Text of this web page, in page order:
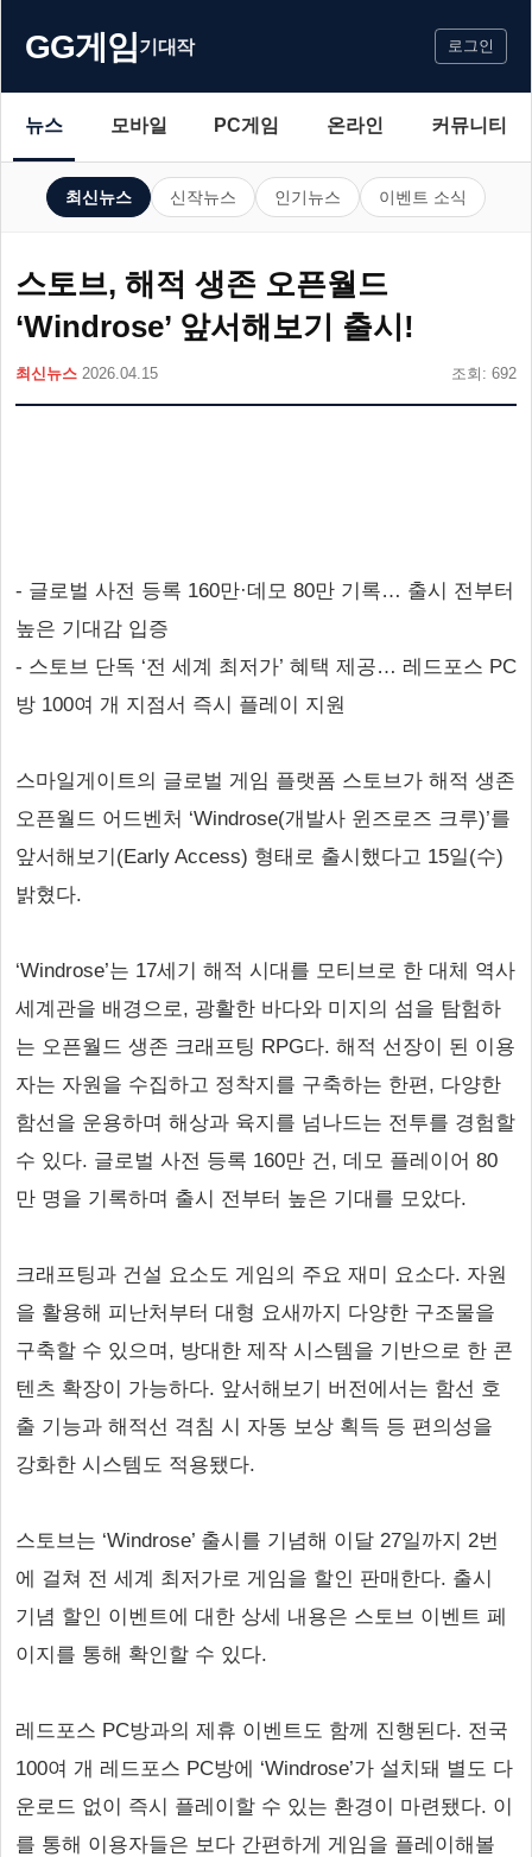
GG게임기대작 로그인
뉴스 모바일 PC게임 온라인 커뮤니티
최신뉴스 신작뉴스 인기뉴스 이벤트 소식
스토브, 해적 생존 오픈월드
‘Windrose’ 앞서해보기 출시!
최신뉴스 2026.04.15 조회: 692
- 글로벌 사전 등록 160만·데모 80만 기록… 출시 전부터
높은 기대감 입증
- 스토브 단독 ‘전 세계 최저가’ 혜택 제공… 레드포스 PC
방 100여 개 지점서 즉시 플레이 지원
스마일게이트의 글로벌 게임 플랫폼 스토브가 해적 생존
오픈월드 어드벤처 ‘Windrose(개발사 윈즈로즈 크루)’를
앞서해보기(Early Access) 형태로 출시했다고 15일(수)
밝혔다.
‘Windrose’는 17세기 해적 시대를 모티브로 한 대체 역사
세계관을 배경으로, 광활한 바다와 미지의 섬을 탐험하
는 오픈월드 생존 크래프팅 RPG다. 해적 선장이 된 이용
자는 자원을 수집하고 정착지를 구축하는 한편, 다양한
함선을 운용하며 해상과 육지를 넘나드는 전투를 경험할
수 있다. 글로벌 사전 등록 160만 건, 데모 플레이어 80
만 명을 기록하며 출시 전부터 높은 기대를 모았다.
크래프팅과 건설 요소도 게임의 주요 재미 요소다. 자원
을 활용해 피난처부터 대형 요새까지 다양한 구조물을
구축할 수 있으며, 방대한 제작 시스템을 기반으로 한 콘
텐츠 확장이 가능하다. 앞서해보기 버전에서는 함선 호
출 기능과 해적선 격침 시 자동 보상 획득 등 편의성을
강화한 시스템도 적용됐다.
스토브는 ‘Windrose’ 출시를 기념해 이달 27일까지 2번
에 걸쳐 전 세계 최저가로 게임을 할인 판매한다. 출시
기념 할인 이벤트에 대한 상세 내용은 스토브 이벤트 페
이지를 통해 확인할 수 있다.
레드포스 PC방과의 제휴 이벤트도 함께 진행된다. 전국
100여 개 레드포스 PC방에 ‘Windrose’가 설치돼 별도 다
운로드 없이 즉시 플레이할 수 있는 환경이 마련됐다. 이
를 통해 이용자들은 보다 간편하게 게임을 플레이해볼